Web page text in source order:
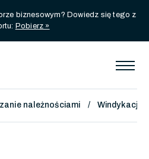
biznesowym? Dowiedz się tego z
Pobierz »
należnościami Windykacja